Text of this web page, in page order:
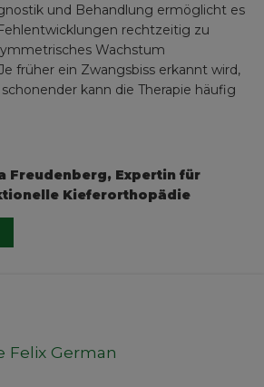
und Behandlung ermöglicht es
rechtzeitig zu
Wachstum
früher ein Zwangsbiss erkannt wird,
kann die Therapie häufig
Freudenberg, Expertin für
Kieferorthopädie
Felix German